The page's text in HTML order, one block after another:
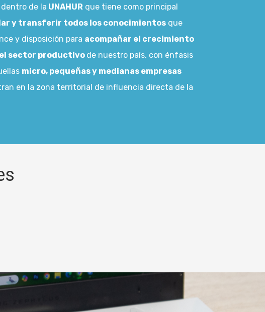
de la UNAHURque tiene como principal
y transferir todos los conocimientosque
y disposición para acompañar el crecimiento
sector productivo de nuestro país, con énfasis
micro, pequeñas y medianas empresas
en la zona territorial de influencia directa de la